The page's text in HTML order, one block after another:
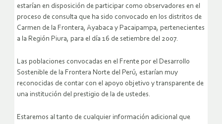
estarían en disposición de participar como observadores en el
proceso de consulta que ha sido convocado en los distritos de
Carmen de la Frontera, Ayabaca y Pacaipampa, pertenecientes
a la Región Piura, para el día 16 de setiembre del 2007.
Las poblaciones convocadas en el Frente por el Desarrollo
Sostenible de la Frontera Norte del Perú, estarían muy
reconocidas de contar con el apoyo objetivo y transparente de
una institución del prestigio de la de ustedes.
Estaremos al tanto de cualquier información adicional que